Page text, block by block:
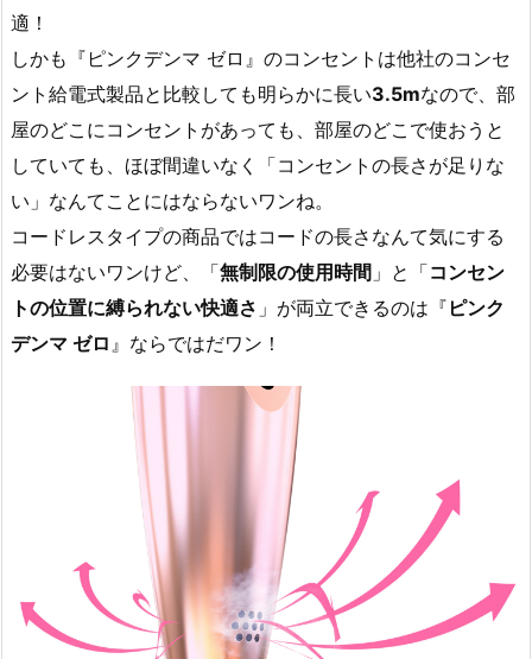
適！
しかも『ピンクデンマ ゼロ』のコンセントは他社のコンセ
ント給電式製品と比較しても明らかに長い3.5mなので、部
屋のどこにコンセントがあっても、部屋のどこで使おうと
していても、ほぼ間違いなく「コンセントの長さが足りな
い」なんてことにはならないワンね。
コードレスタイプの商品ではコードの長さなんて気にする
必要はないワンけど、「無制限の使用時間 」と「コンセン
トの位置に縛られない快適さ 」が両立できるのは『 ピンク
デンマ ゼロ 』ならではだワン！